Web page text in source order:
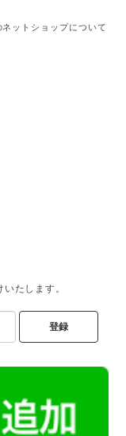
ットショップについて
たします。
登録